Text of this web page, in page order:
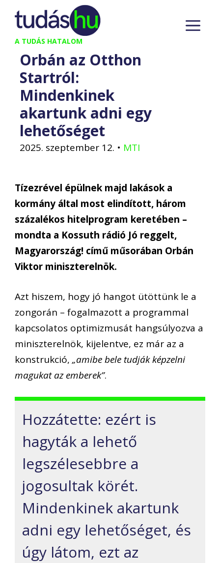
Kilépés
tartalomba
A TUDÁS HATALOM
Orbán az Otthon
Startról:
Mindenkinek
akartunk adni egy
lehetőséget
2025. szeptember 12. • MTI
Tízezrével épülnek majd lakások a
kormány által most elindított, három
százalékos hitelprogram keretében –
mondta a Kossuth rádió Jó reggelt,
Magyarország! című műsorában Orbán
Viktor miniszterelnök.
Azt hiszem, hogy jó hangot ütöttünk le a
zongorán – fogalmazott a programmal
kapcsolatos optimizmusát hangsúlyozva a
miniszterelnök, kijelentve, ez már az a
konstrukció, „amibe bele tudják képzelni
magukat az emberek”.
Hozzátette: ezért is
hagyták a lehető
legszélesebbre a
jogosultak körét.
Mindenkinek akartunk
adni egy lehetőséget, és
úgy látom, ezt az